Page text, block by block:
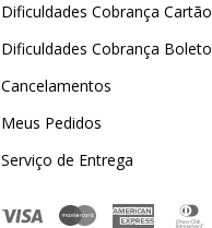
Dificuldades Cobrança Cartão
Dificuldades Cobrança Boleto
Cancelamentos
Meus Pedidos
Serviço de Entrega